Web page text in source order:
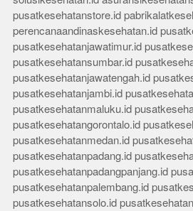
pusatkesehatanstore.id
perencanaandinaskesehatan.id
pusatkesehatanjawatimur.id
pusatkesehatansumbar.id
pusatkesehatanjawatengah.id
pusatkesehatanjambi.id
pusatkesehatanmaluku.id
pusatkesehatangorontalo.id
pusatkesehatanmedan.id
pusatkesehatanpadang.id
pusatkesehatanpadangpanjang.id
pusatkesehatanpalembang.id
pusatkesehatansolo.id